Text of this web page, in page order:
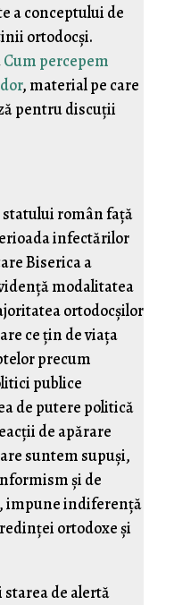
a conceptului de
ortodocşi.
Cum percepem
, material pe care
pentru discuţii
român faţă
infectărilor
Biserica a
modalitatea
ortodocşilor
ce ţin de viaţa
precum
publice
de putere politică
de apărare
suntem supuşi,
şi de
impune indiferenţă
ortodoxe şi
starea de alertă